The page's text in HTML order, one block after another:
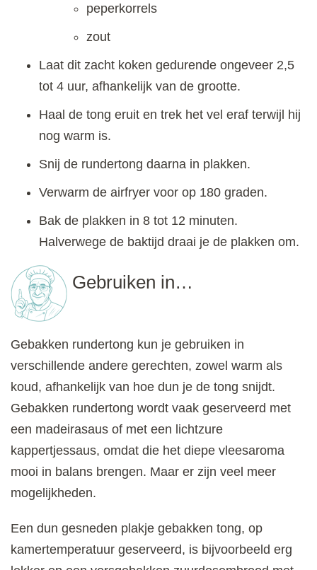
peperkorrels
zout
Laat dit zacht koken gedurende ongeveer 2,5
tot 4 uur, afhankelijk van de grootte.
Haal de tong eruit en trek het vel eraf terwijl hij
nog warm is.
Snij de rundertong daarna in plakken.
Verwarm de airfryer voor op 180 graden.
Bak de plakken in 8 tot 12 minuten.
Halverwege de baktijd draai je de plakken om.
Gebruiken in…
Gebakken rundertong kun je gebruiken in
verschillende andere gerechten, zowel warm als
koud, afhankelijk van hoe dun je de tong snijdt.
Gebakken rundertong wordt vaak geserveerd met
een madeirasaus of met een lichtzure
kappertjessaus, omdat die het diepe vleesaroma
mooi in balans brengen. Maar er zijn veel meer
mogelijkheden.
Een dun gesneden plakje gebakken tong, op
kamertemperatuur geserveerd, is bijvoorbeeld erg